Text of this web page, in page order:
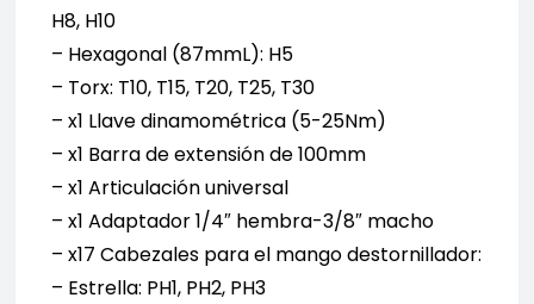
H8, H10
– Hexagonal (87mmL): H5
– Torx: T10, T15, T20, T25, T30
– x1 Llave dinamométrica (5-25Nm)
– x1 Barra de extensión de 100mm
– x1 Articulación universal
– x1 Adaptador 1/4″ hembra-3/8″ macho
– x17 Cabezales para el mango destornillador:
– Estrella: PH1, PH2, PH3